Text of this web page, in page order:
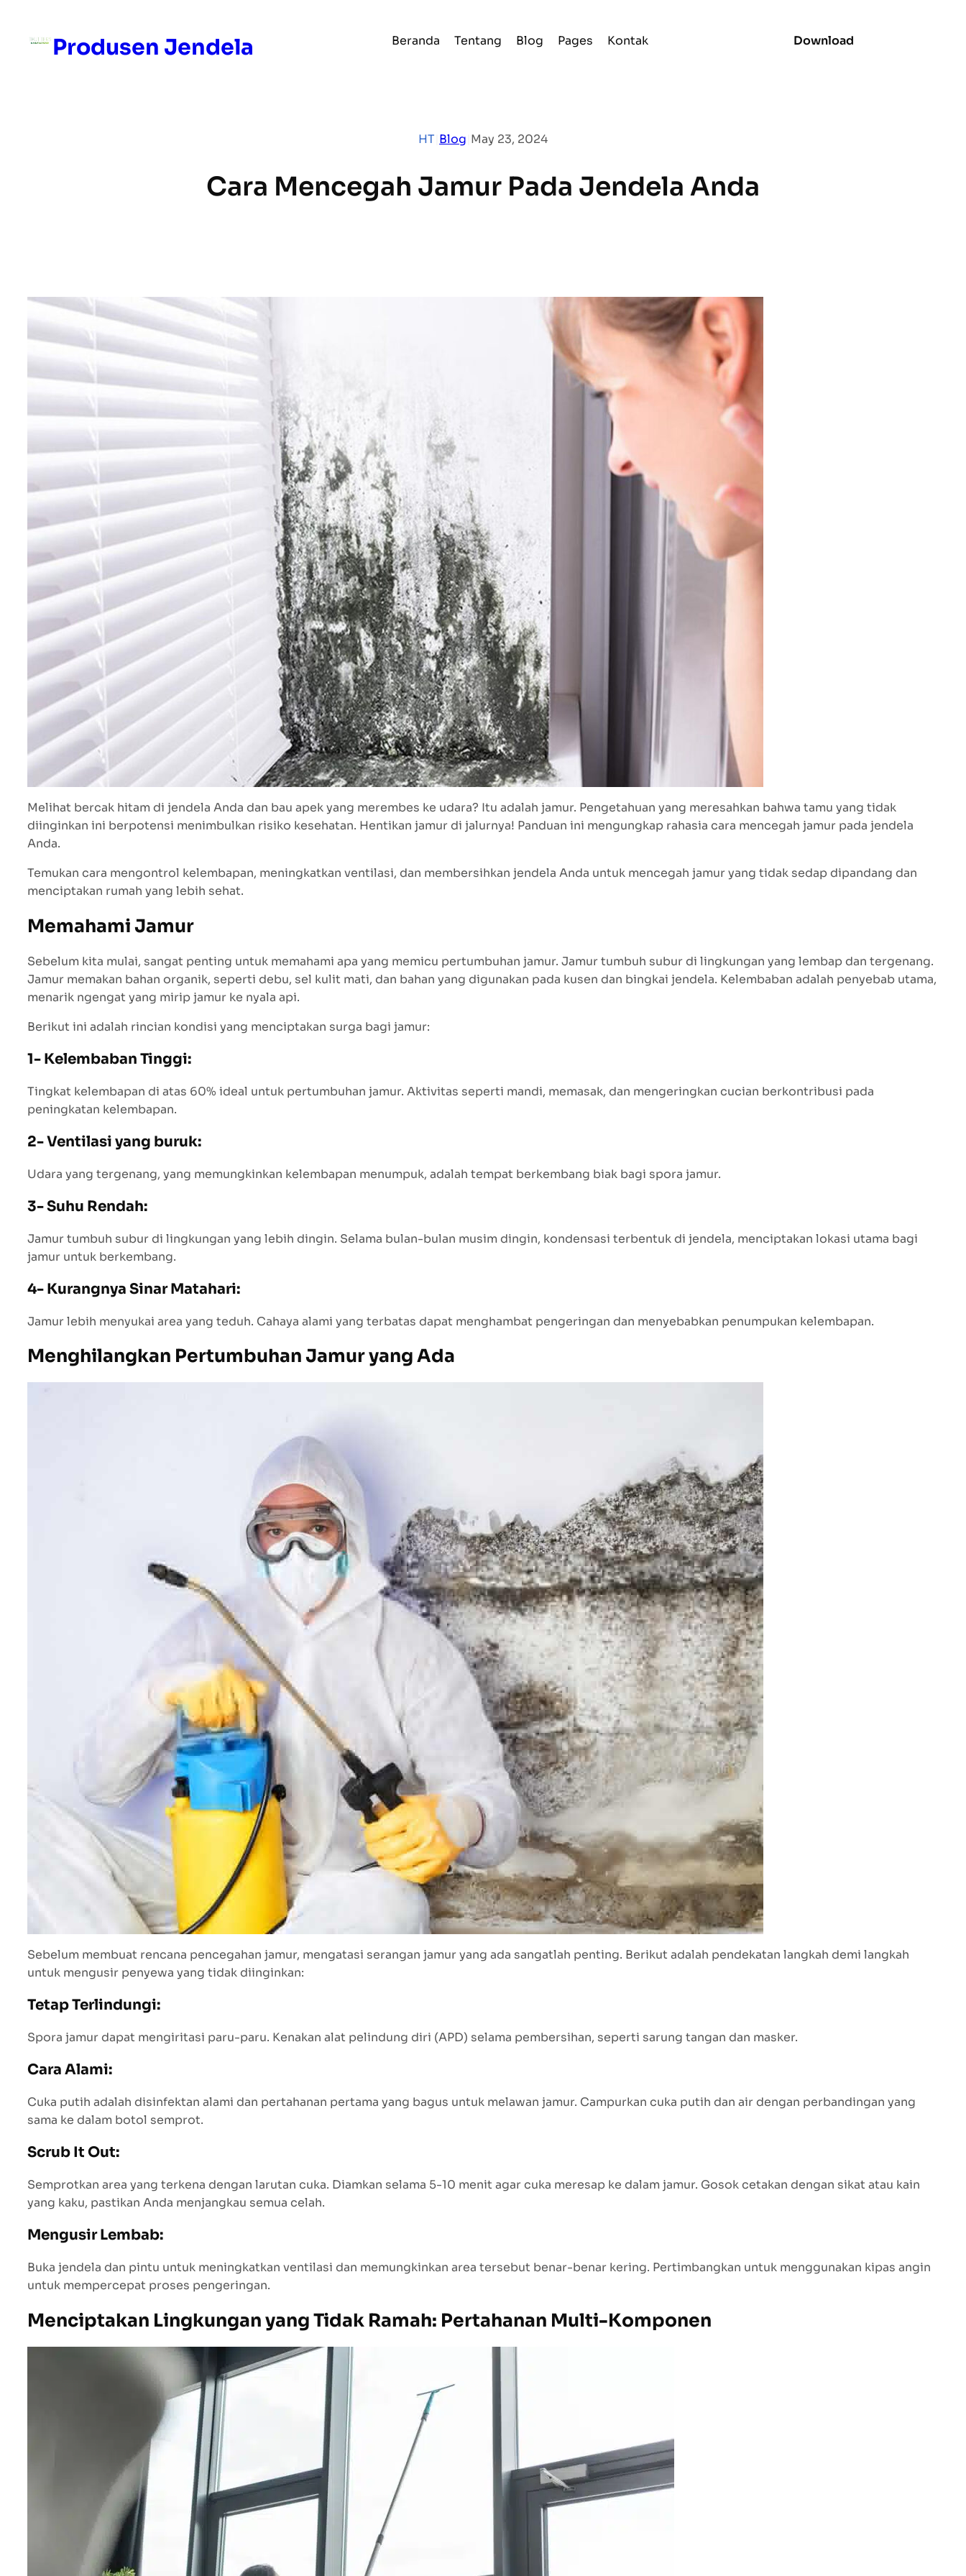
Produsen Jendela Beranda Tentang Blog Pages Kontak Download
HT Blog May 23, 2024
Cara Mencegah Jamur Pada Jendela Anda
Melihat bercak hitam di jendela Anda dan bau apek yang merembes ke udara? Itu adalah jamur. Pengetahuan yang meresahkan bahwa tamu yang tidak
diinginkan ini berpotensi menimbulkan risiko kesehatan. Hentikan jamur di jalurnya! Panduan ini mengungkap rahasia cara mencegah jamur pada jendela
Anda.
Temukan cara mengontrol kelembapan, meningkatkan ventilasi, dan membersihkan jendela Anda untuk mencegah jamur yang tidak sedap dipandang dan
menciptakan rumah yang lebih sehat.
Memahami Jamur
Sebelum kita mulai, sangat penting untuk memahami apa yang memicu pertumbuhan jamur. Jamur tumbuh subur di lingkungan yang lembap dan tergenang.
Jamur memakan bahan organik, seperti debu, sel kulit mati, dan bahan yang digunakan pada kusen dan bingkai jendela. Kelembaban adalah penyebab utama,
menarik ngengat yang mirip jamur ke nyala api.
Berikut ini adalah rincian kondisi yang menciptakan surga bagi jamur:
1- Kelembaban Tinggi:
Tingkat kelembapan di atas 60% ideal untuk pertumbuhan jamur. Aktivitas seperti mandi, memasak, dan mengeringkan cucian berkontribusi pada
peningkatan kelembapan.
2- Ventilasi yang buruk:
Udara yang tergenang, yang memungkinkan kelembapan menumpuk, adalah tempat berkembang biak bagi spora jamur.
3- Suhu Rendah:
Jamur tumbuh subur di lingkungan yang lebih dingin. Selama bulan-bulan musim dingin, kondensasi terbentuk di jendela, menciptakan lokasi utama bagi
jamur untuk berkembang.
4- Kurangnya Sinar Matahari:
Jamur lebih menyukai area yang teduh. Cahaya alami yang terbatas dapat menghambat pengeringan dan menyebabkan penumpukan kelembapan.
Menghilangkan Pertumbuhan Jamur yang Ada
Sebelum membuat rencana pencegahan jamur, mengatasi serangan jamur yang ada sangatlah penting. Berikut adalah pendekatan langkah demi langkah
untuk mengusir penyewa yang tidak diinginkan:
Tetap Terlindungi:
Spora jamur dapat mengiritasi paru-paru. Kenakan alat pelindung diri (APD) selama pembersihan, seperti sarung tangan dan masker.
Cara Alami:
Cuka putih adalah disinfektan alami dan pertahanan pertama yang bagus untuk melawan jamur. Campurkan cuka putih dan air dengan perbandingan yang
sama ke dalam botol semprot.
Scrub It Out:
Semprotkan area yang terkena dengan larutan cuka. Diamkan selama 5-10 menit agar cuka meresap ke dalam jamur. Gosok cetakan dengan sikat atau kain
yang kaku, pastikan Anda menjangkau semua celah.
Mengusir Lembab:
Buka jendela dan pintu untuk meningkatkan ventilasi dan memungkinkan area tersebut benar-benar kering. Pertimbangkan untuk menggunakan kipas angin
untuk mempercepat proses pengeringan.
Menciptakan Lingkungan yang Tidak Ramah: Pertahanan Multi-Komponen